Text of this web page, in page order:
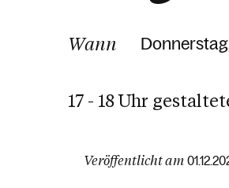
Wann
17 - 18 Uhr
Veröffentlicht am